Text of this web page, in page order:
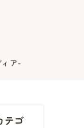
ア-
テゴ